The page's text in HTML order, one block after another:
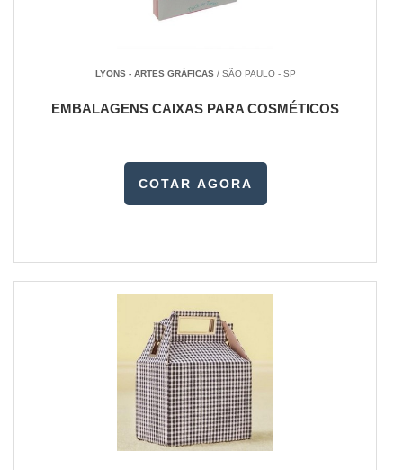
LYONS - ARTES GRÁFICAS/ SÃO PAULO - SP
EMBALAGENS CAIXAS PARA COSMÉTICOS
COTAR AGORA